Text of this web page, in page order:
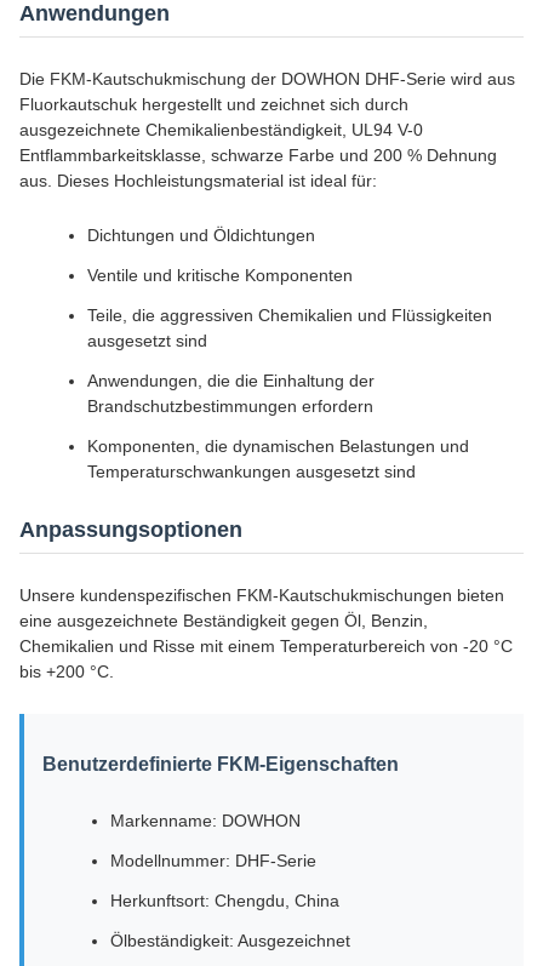
Anwendungen
Die FKM-Kautschukmischung der DOWHON DHF-Serie wird aus
Fluorkautschuk hergestellt und zeichnet sich durch
ausgezeichnete Chemikalienbeständigkeit, UL94 V-0
Entflammbarkeitsklasse, schwarze Farbe und 200 % Dehnung
aus. Dieses Hochleistungsmaterial ist ideal für:
Dichtungen und Öldichtungen
Ventile und kritische Komponenten
Teile, die aggressiven Chemikalien und Flüssigkeiten
ausgesetzt sind
Anwendungen, die die Einhaltung der
Brandschutzbestimmungen erfordern
Komponenten, die dynamischen Belastungen und
Temperaturschwankungen ausgesetzt sind
Anpassungsoptionen
Unsere kundenspezifischen FKM-Kautschukmischungen bieten
eine ausgezeichnete Beständigkeit gegen Öl, Benzin,
Chemikalien und Risse mit einem Temperaturbereich von -20 °C
bis +200 °C.
Benutzerdefinierte FKM-Eigenschaften
Markenname: DOWHON
Modellnummer: DHF-Serie
Herkunftsort: Chengdu, China
Ölbeständigkeit: Ausgezeichnet